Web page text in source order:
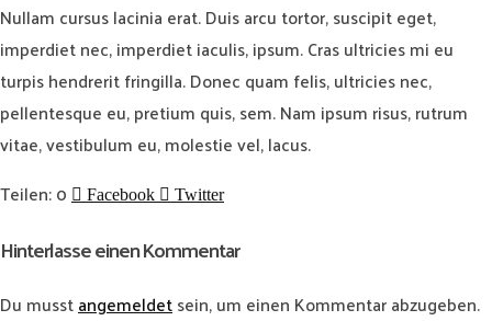
Video
laden
Vimeo
immer
Nullam cursus lacinia erat. Duis arcu tortor, suscipit eget,
imperdiet nec, imperdiet iaculis, ipsum. Cras ultricies mi eu
turpis hendrerit fringilla. Donec quam felis, ultricies nec,
pellentesque eu, pretium quis, sem. Nam ipsum risus, rutrum
vitae, vestibulum eu, molestie vel, lacus.
0
Facebook Twitter
Hinterlasse einen Kommentar
Du musstangemeldetsein, um einen Kommentar abzugeben.